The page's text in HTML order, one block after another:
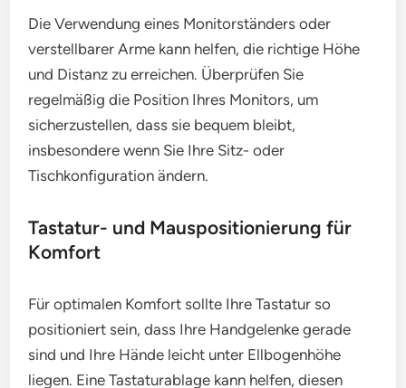
Die Verwendung eines Monitorständers oder
verstellbarer Arme kann helfen, die richtige Höhe
und Distanz zu erreichen. Überprüfen Sie
regelmäßig die Position Ihres Monitors, um
sicherzustellen, dass sie bequem bleibt,
insbesondere wenn Sie Ihre Sitz- oder
Tischkonfiguration ändern.
Tastatur- und Mauspositionierung für
Komfort
Für optimalen Komfort sollte Ihre Tastatur so
positioniert sein, dass Ihre Handgelenke gerade
sind und Ihre Hände leicht unter Ellbogenhöhe
liegen. Eine Tastaturablage kann helfen, diesen